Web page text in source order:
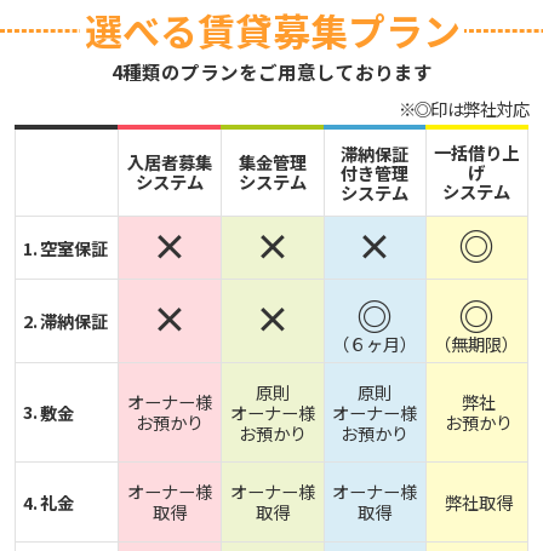
選べる賃貸募集プラン
4種類のプランをご用意しております
※◎印は弊社対応
入居者募集
システム
集金管理
システム
滞納保証
付き管理
システム
一括借り上
げ
システム
空室保証 × × × ◎
滞納保証 × × ◎
（６ヶ月）
◎
（無期限）
敷金
オーナー様
お預かり
原則
オーナー様
お預かり
原則
オーナー様
お預かり
弊社
お預かり
礼金
オーナー様
取得
オーナー様
取得
オーナー様
取得
弊社取得